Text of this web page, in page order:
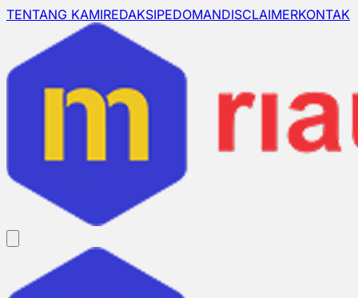
TENTANG KAMIREDAKSIPEDOMANDISCLAIMERKONTAK